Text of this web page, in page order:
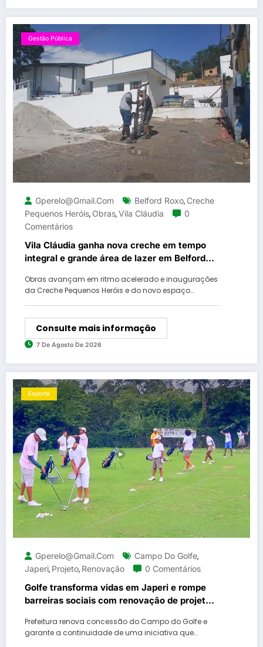
Gestão Pública
Gperelo@gmail.com Belford Roxo, Creche
Pequenos Heróis, Obras,Vila Cláudia
0
Comentários
Vila Cláudia ganha nova creche em tempo
integral e grande área de lazer em Belford
Obras avançam em ritmo acelerado e inaugurações
da Creche Pequenos Heróis e do novo espaço…
Consulte mais informação
7 De Agosto De 2026
Esporte
Gperelo@gmail.com Campo Do Golfe,
Japeri, Projeto, Renovação 0 Comentários
Golfe transforma vidas em Japeri e rompe
barreiras sociais com renovação de projeto
Prefeitura renova concessão do Campo do Golfe e
garante a continuidade de uma iniciativa que…